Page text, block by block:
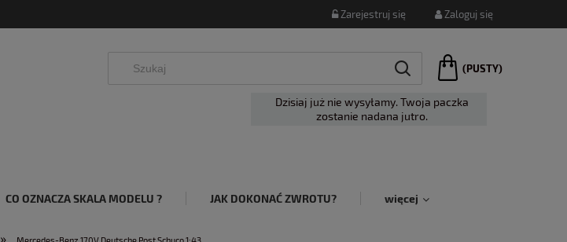
Zarejestruj się Zaloguj się
(PUSTY)
Dzisiaj już nie wysyłamy. Twoja paczka
zostanie nadana jutro.
CO OZNACZA SKALA MODELU ? JAK DOKONAĆ ZWROTU? więcej
»